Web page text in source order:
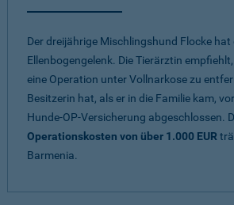
Der dreijährige Mischlingshund Flocke hat
Ellenbogengelenk. Die Tierärztin
eine Operation unter Vollnarkose zu
Besitzerin hat, als er in die Familie kam,
Hunde-OP-Versicherung abgeschlossen.
Operationskosten von über 1.000 EUR
Barmenia.